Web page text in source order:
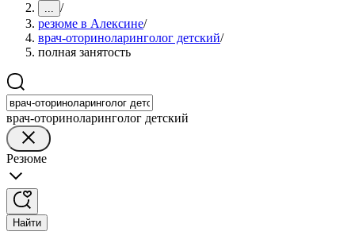
... /
резюме в Алексине/
врач-оториноларинголог детский/
полная занятость
врач-оториноларинголог детский
Резюме
Найти